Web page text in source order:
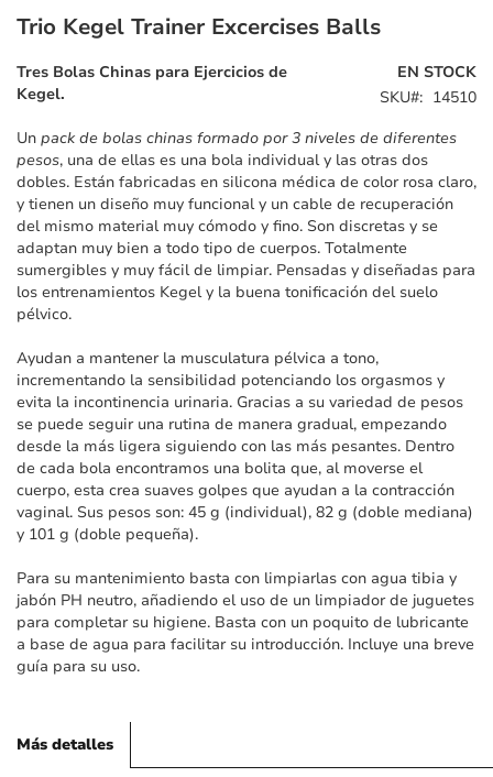
la
de
imágenes
de
galería
de
Trio Kegel Trainer Excercises Balls
EN STOCK
SKU
14510
Tres Bolas Chinas para Ejercicios de
Kegel.
Un pack de bolas chinas formado por 3 niveles de diferentes
pesos, una de ellas es una bola individual y las otras dos
dobles. Están fabricadas en silicona médica de color rosa claro,
y tienen un diseño muy funcional y un cable de recuperación
del mismo material muy cómodo y fino. Son discretas y se
adaptan muy bien a todo tipo de cuerpos. Totalmente
sumergibles y muy fácil de limpiar. Pensadas y diseñadas para
los entrenamientos Kegel y la buena tonificación del suelo
pélvico.
Ayudan a mantener la musculatura pélvica a tono,
incrementando la sensibilidad potenciando los orgasmos y
evita la incontinencia urinaria. Gracias a su variedad de pesos
se puede seguir una rutina de manera gradual, empezando
desde la más ligera siguiendo con las más pesantes. Dentro
de cada bola encontramos una bolita que, al moverse el
cuerpo, esta crea suaves golpes que ayudan a la contracción
vaginal. Sus pesos son: 45 g (individual), 82 g (doble mediana)
y 101 g (doble pequeña).
Para su mantenimiento basta con limpiarlas con agua tibia y
jabón PH neutro, añadiendo el uso de un limpiador de juguetes
para completar su higiene. Basta con un poquito de lubricante
a base de agua para facilitar su introducción. Incluye una breve
guía para su uso.
Más detalles